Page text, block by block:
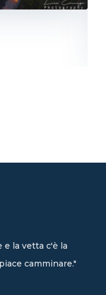
e la vetta c'è la
camminare."